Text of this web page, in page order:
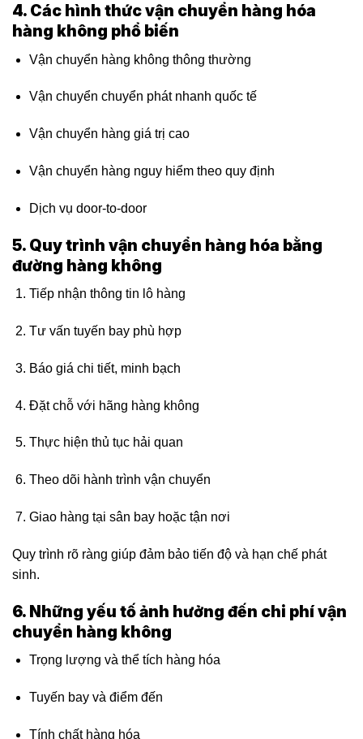
4. Các hình thức vận chuyển hàng hóa
hàng không phổ biến
Vận chuyển hàng không thông thường
Vận chuyển chuyển phát nhanh quốc tế
Vận chuyển hàng giá trị cao
Vận chuyển hàng nguy hiểm theo quy định
Dịch vụ door-to-door
5. Quy trình vận chuyển hàng hóa bằng
đường hàng không
Tiếp nhận thông tin lô hàng
Tư vấn tuyến bay phù hợp
Báo giá chi tiết, minh bạch
Đặt chỗ với hãng hàng không
Thực hiện thủ tục hải quan
Theo dõi hành trình vận chuyển
Giao hàng tại sân bay hoặc tận nơi
Quy trình rõ ràng giúp đảm bảo tiến độ và hạn chế phát
sinh.
6. Những yếu tố ảnh hưởng đến chi phí vận
chuyển hàng không
Trọng lượng và thể tích hàng hóa
Tuyến bay và điểm đến
Tính chất hàng hóa